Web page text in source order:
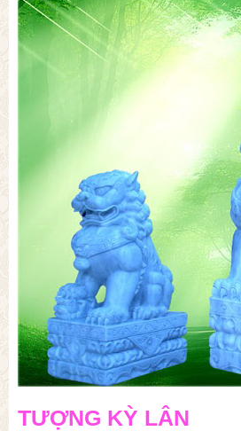
TƯỢNG KỲ LÂN